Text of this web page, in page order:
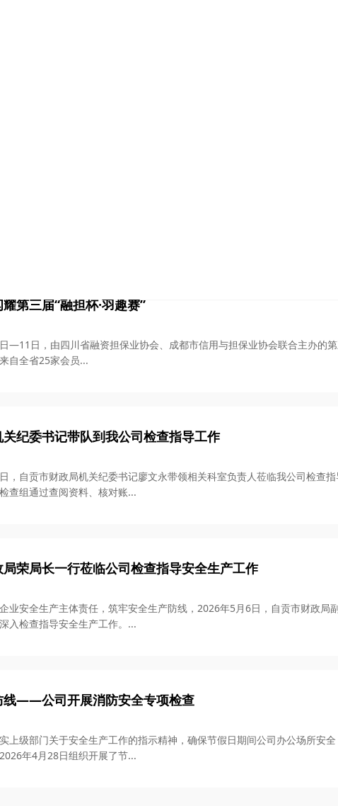
第三届“融担杯·羽趣赛”
—11日，由四川省融资担保业协会、成都市信用与担保业协会联合主办的第
自全省25家会员...
纪委书记带队到我公司检查指导工作
，自贡市财政局机关纪委书记廖文永带领相关科室负责人莅临我公司检查
查组通过查阅资料、核对账...
荣局长一行莅临公司检查指导安全生产工作
业安全生产主体责任，筑牢安全生产防线，2026年5月6日，自贡市财政局
入检查指导安全生产工作。...
线——公司开展消防安全专项检查
上级部门关于安全生产工作的指示精神，确保节假日期间公司办公场所安
年4月28日组织开展了节...